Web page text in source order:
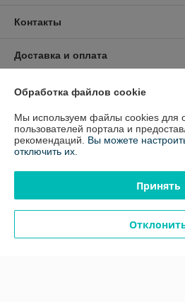
Контакты
Доставка и оплата
График работы
Полная версия сайта
Политика обработки cookies
Сайт создан на платформе Deal.by
Обработка файлов cookie
Мы используем файлы cookies для
пользователей портала и
рекомендаций. Вы можете
отключить их.
Принять